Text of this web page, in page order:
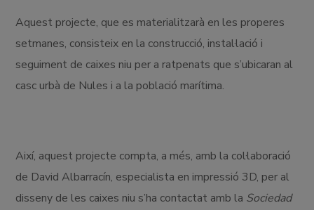
Aquest projecte, que es materialitzarà en les properes
setmanes, consisteix en la construcció, instal·lació i
seguiment de caixes niu per a ratpenats que s’ubicaran al
casc urbà de Nules i a la població marítima.
Així, aquest projecte compta, a més, amb la col·laboració
de David Albarracín, especialista en impressió 3D, per al
disseny de les caixes niu s’ha contactat amb la Sociedad